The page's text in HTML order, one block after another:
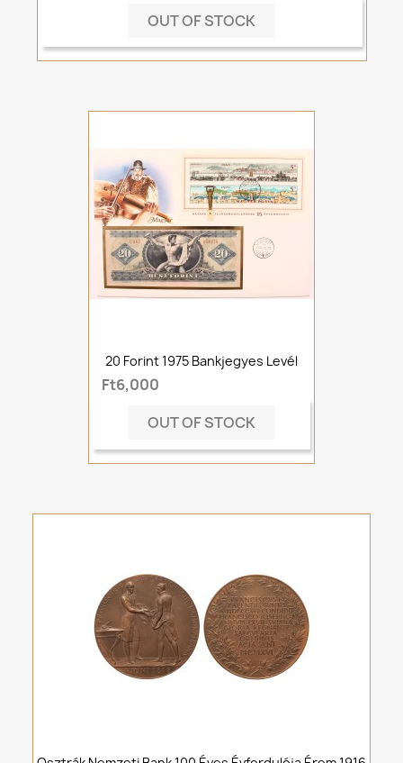
OUT OF STOCK
20 Forint 1975 Bankjegyes Levél
Ft6,000
OUT OF STOCK